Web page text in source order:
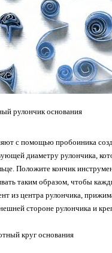
рулончик основания
с помощью пробоиника
диаметру рулончика,
Положите кончик
таким образом, чтобы
из центра рулончика,
стороне рулончика и
круг основания